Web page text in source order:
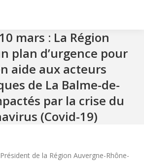
mars : La Région
plan d’urgence pour
aide aux acteurs
de La Balme-de-
par la crise du
(Covid-19)
de la Région Auvergne-Rhône-